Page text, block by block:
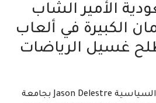
الأمير الشاب
الكبيرة في ألعاب
غسيل الرياضات
وأطلق أستاذ الجغرافيا السياسية Jason Delestre بجامعة